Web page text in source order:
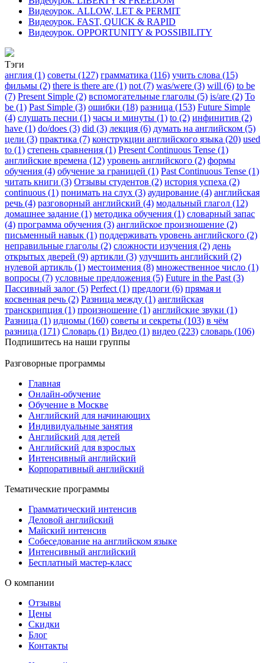
Видеоурок. ALLOW, LET & PERMIT
Видеоурок. FAST, QUICK & RAPID
Видеоурок. OPPORTUNITY & POSSIBILITY
Тэги
англия (1) советы (127) грамматика (116) учить слова (15)
фильмы (2) there is there are (1) not (7) was/were (3) will (6) to be
(7) Present Simple (2) вспомогательные глаголы (5) is/are (2) To
be (1) Past Simple (3) ошибки (18) разница (153) Future Simple
(4) слушать песни (1) часы и минуты (1) to (2) инфинитив (2)
have (1) do/does (3) did (3) лекция (6) думать на английском (5)
цели (3) практика (7) конструкции английского языка (20) used
to (1) степень сравнения (1) Present Continuous Tense (1)
английские времена (12) уровень английского (2) формы
обучения (4) обучение за границей (1) Past Continuous Tense (1)
читать книги (3) Отзывы студентов (2) история успеха (2)
continuous (1) понимать на слух (3) аудирование (4) английская
речь (4) разговорный английский (4) модальный глагол (12)
домашнее задание (1) методика обучения (1) словарный запас
(4) программа обучения (3) английское произношение (2)
письменный навык (1) поддерживать уровень английского (2)
неправильные глаголы (2) сложности изучения (2) день
открытых дверей (9) артикли (3) улучшить английский (2)
нулевой артикль (1) местоимения (8) множественное число (1)
вопросы (7) условные предложения (5) Future in the Past (3)
Пассивный залог (5) Perfect (1) предлоги (6) прямая и
косвенная речь (2) Разница между (1) английская
транскрипция (1) произношение (1) английские звуки (1)
Разница (1) идиомы (160) советы и секреты (103) в чём
разница (171) Словарь (1) Видео (1) видео (223) словарь (106)
Подпишитесь на наши группы
Разговорные программы
Главная
Онлайн-обучение
Обучение в Москве
Английский для начинающих
Индивидуальные занятия
Английский для детей
Английский для взрослых
Интенсивный английский
Корпоративный английский
Тематические программы
Грамматический интенсив
Деловой английский
Майский интенсив
Собеседование на английском языке
Интенсивный английский
Бесплатный мастер-класс
О компании
Отзывы
Цены
Скидки
Блог
Контакты